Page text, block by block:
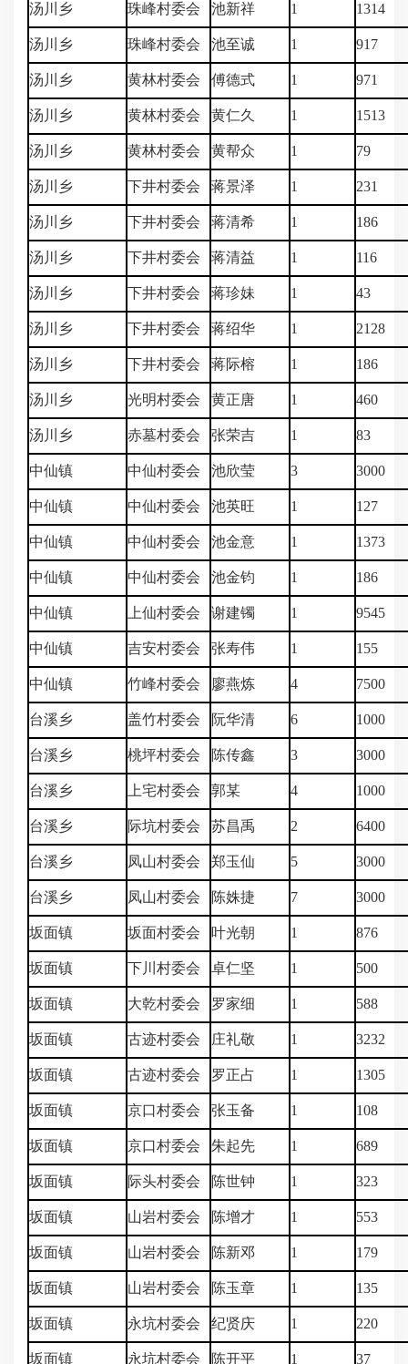
汤川乡 珠峰村委会 池新祥 1 1314
汤川乡 珠峰村委会 池至诚 1 917
汤川乡 黄林村委会 傅德式 1 971
汤川乡 黄林村委会 黄仁久 1 1513
汤川乡 黄林村委会 黄帮众 1 79
汤川乡 下井村委会 蒋景泽 1 231
汤川乡 下井村委会 蒋清希 1 186
汤川乡 下井村委会 蒋清益 1 116
汤川乡 下井村委会 蒋珍妹 1 43
汤川乡 下井村委会 蒋绍华 1 2128
汤川乡 下井村委会 蒋际榕 1 186
汤川乡 光明村委会 黄正唐 1 460
汤川乡 赤墓村委会 张荣吉 1 83
中仙镇 中仙村委会 池欣莹 3 3000
中仙镇 中仙村委会 池英旺 1 127
中仙镇 中仙村委会 池金意 1 1373
中仙镇 中仙村委会 池金钧 1 186
中仙镇 上仙村委会 谢建镯 1 9545
中仙镇 吉安村委会 张寿伟 1 155
中仙镇 竹峰村委会 廖燕炼 4 7500
台溪乡 盖竹村委会 阮华清 6 1000
台溪乡 桃坪村委会 陈传鑫 3 3000
台溪乡 上宅村委会 郭某 4 1000
台溪乡 际坑村委会 苏昌禹 2 6400
台溪乡 凤山村委会 郑玉仙 5 3000
台溪乡 凤山村委会 陈姝捷 7 3000
坂面镇 坂面村委会 叶光朝 1 876
坂面镇 下川村委会 卓仁坚 1 500
坂面镇 大乾村委会 罗家细 1 588
坂面镇 古迹村委会 庄礼敬 1 3232
坂面镇 古迹村委会 罗正占 1 1305
坂面镇 京口村委会 张玉备 1 108
坂面镇 京口村委会 朱起先 1 689
坂面镇 际头村委会 陈世钟 1 323
坂面镇 山岩村委会 陈增才 1 553
坂面镇 山岩村委会 陈新邓 1 179
坂面镇 山岩村委会 陈玉章 1 135
坂面镇 永坑村委会 纪贤庆 1 220
坂面镇 永坑村委会 陈开平 1 37